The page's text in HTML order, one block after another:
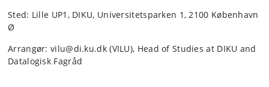
Sted: Lille UP1, DIKU, Universitetsparken 1, 2100 København
Ø
Arrangør: vilu@di.ku.dk (VILU), Head of Studies at DIKU and
Datalogisk Fagråd